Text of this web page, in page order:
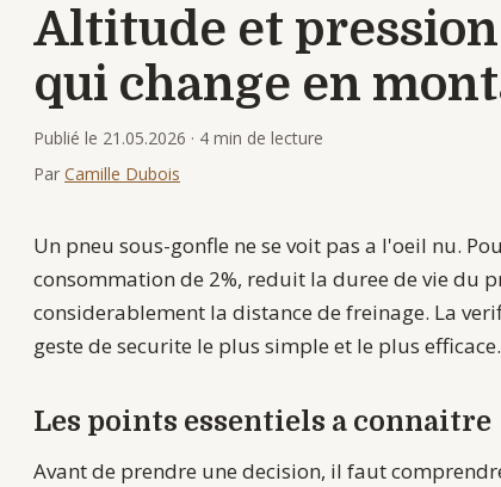
Altitude et pression
qui change en
Publié le 21.05.2026 · 4 min de lecture
Par Camille Dubois
Un pneu sous-gonfle ne se voit pas a l'oeil nu.
consommation de 2%, reduit la duree de vie du
considerablement la distance de freinage. La
geste de securite le plus simple et le plus efficace.
Les points essentiels a connaitre
Avant de prendre une decision, il faut